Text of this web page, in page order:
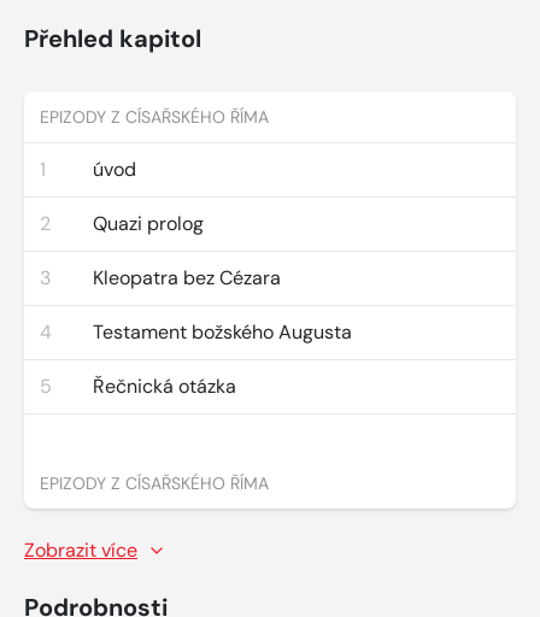
Přehled kapitol
EPIZODY Z CÍSAŘSKÉHO ŘÍMA
1 úvod
2 Quazi prolog
3 Kleopatra bez Cézara
4 Testament božského Augusta
5 Řečnická otázka
EPIZODY Z CÍSAŘSKÉHO ŘÍMA
Zobrazit více
Podrobnosti